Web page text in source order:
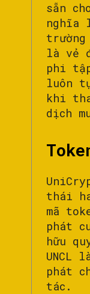
sẵn
nghĩa
là vẻ
phi
luôn
khi
dịch
thái
mã
phát
hữu
UNCL
phát
tác.